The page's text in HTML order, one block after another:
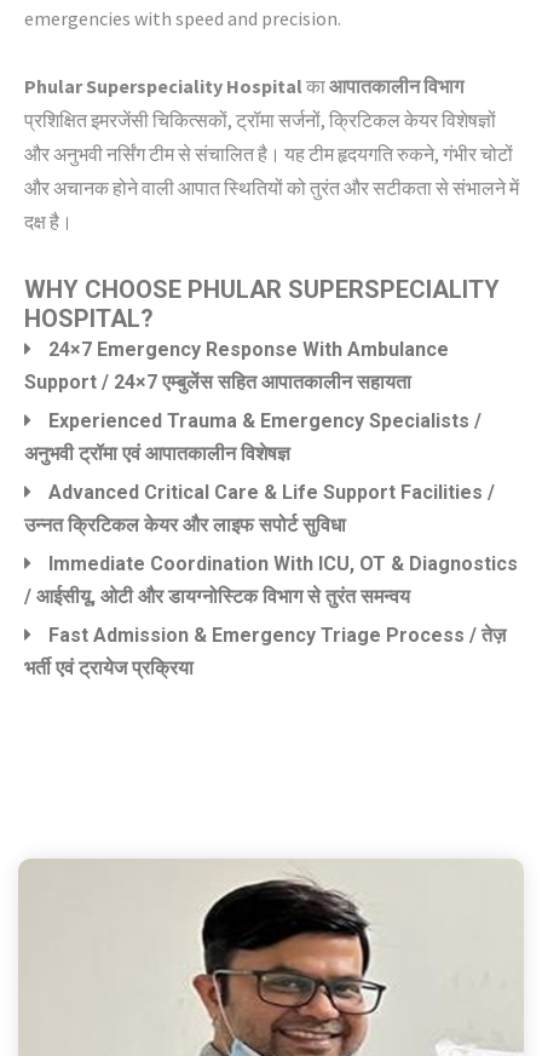
emergencies with speed and precision.
Phular Superspeciality Hospital काआपातकालीन विभाग
प्रशिक्षित इमरजेंसी चिकित्सकों, ट्रॉमा सर्जनों, क्रिटिकल केयर विशेषज्ञों
और अनुभवी नर्सिंग टीम से संचालित है। यह टीम हृदयगति रुकने, गंभीर चोटों
और अचानक होने वाली आपात स्थितियों को तुरंत और सटीकता से संभालने में
दक्ष है।
WHY CHOOSE PHULAR SUPERSPECIALITY
HOSPITAL?
24×7 Emergency Response With Ambulance
Support / 24×7 एम्बुलेंस सहित आपातकालीन सहायता
Experienced Trauma & Emergency Specialists /
अनुभवी ट्रॉमा एवं आपातकालीन विशेषज्ञ
Advanced Critical Care & Life Support Facilities /
उन्नत क्रिटिकल केयर और लाइफ सपोर्ट सुविधा
Immediate Coordination With ICU, OT & Diagnostics
/ आईसीयू, ओटी और डायग्नोस्टिक विभाग से तुरंत समन्वय
Fast Admission & Emergency Triage Process / तेज़
भर्ती एवं ट्रायेज प्रक्रिया